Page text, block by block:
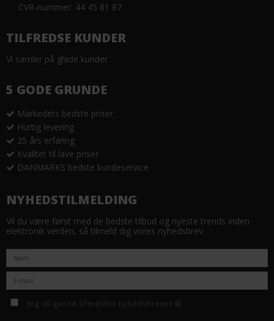
CVR-nummer: 44 45 81 87
TILFREDSE KUNDER
Vi samler på glade kunder
5 GODE GRUNDE
Markedets bedste priser
Hurtig levering
25 års erfaring
Kvalitet til lave priser
DANMARKS bedste kundeservice
NYHEDSTILMELDING
Vil du være først med de bedste tilbud og nyeste trends inden
elektronik verden, så tilmeld dig vores nyhedsbrev.